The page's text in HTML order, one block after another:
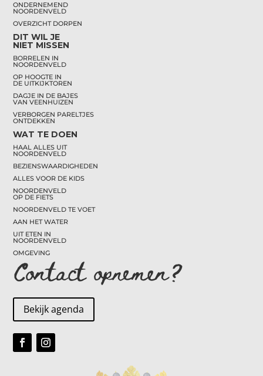
ONDERNEMEND
NOORDENVELD
OVERZICHT DORPEN
DIT WIL JE
NIET MISSEN
BORRELEN IN
NOORDENVELD
OP HOOGTE IN
DE UITKIJKTOREN
DAGJE IN DE BAJES
VAN VEENHUIZEN
VERBORGEN PARELTJES
ONTDEKKEN
WAT TE DOEN
HAAL ALLES UIT
NOORDENVELD
BEZIENSWAARDIGHEDEN
ALLES VOOR DE KIDS
NOORDENVELD
OP DE FIETS
NOORDENVELD TE VOET
AAN HET WATER
UIT ETEN IN
NOORDENVELD
OMGEVING
Contact opnemen?
Bekijk agenda